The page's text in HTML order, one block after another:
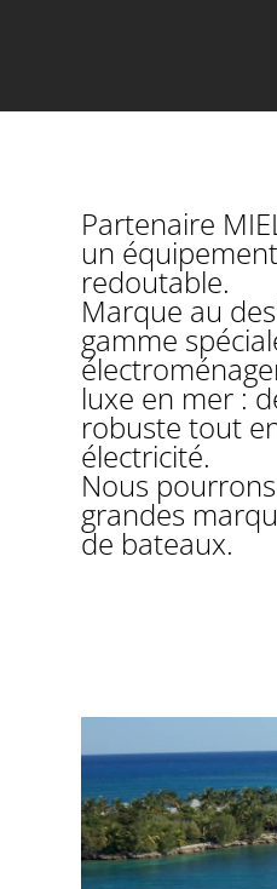
Partenaire
un
redoutable.
Marque au
gamme
luxe en mer :
robuste tout
électricité.
Nous
grandes
de bateaux.